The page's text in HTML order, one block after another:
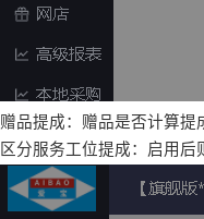
赠品提成：赠品是否计算提
区分服务工位提成：启用